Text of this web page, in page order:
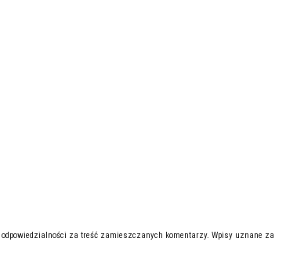
za treść zamieszczanych komentarzy. Wpisy uznane za